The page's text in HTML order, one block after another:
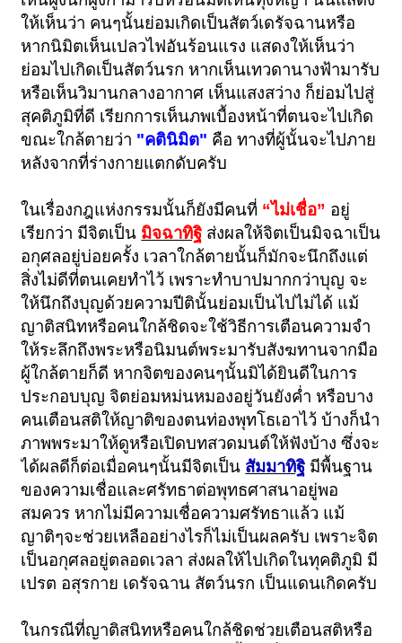
ให้เห็นว่า คนๆนั้นย่อมเกิดเป็นสัตว์เดรัจฉานหรือ
หากนิมิตเห็นเปลวไฟอันร้อนแรง แสดงให้เห็นว่า
ย่อมไปเกิดเป็นสัตว์นรก หากเห็นเทวดานางฟ้ามารับ
หรือเห็นวิมานกลางอากาศ เห็นแสงสว่าง ก็ย่อมไปสู่
สุคติภูมิที่ดี เรียกการเห็นภพเบื้องหน้าที่ตนจะไปเกิด
ขณะใกล้ตายว่า "คตินิมิต" คือ ทางที่ผู้นั้นจะไปภาย
หลังจากที่ร่างกายแตกดับครับ
ในเรื่องกฎแห่งกรรมนั้นก็ยังมีคนที่ “ไม่เชื่อ” อยู่
เรียกว่า มีจิตเป็น มิจฉาทิฐิ ส่งผลให้จิตเป็นมิจฉาเป็น
อกุศลอยู่บ่อยครั้ง เวลาใกล้ตายนั้นก็มักจะนึกถึงแต่
สิ่งไม่ดีที่ตนเคยทำไว้ เพราะทำบาปมากกว่าบุญ จะ
ให้นึกถึงบุญด้วยความปีตินั้นย่อมเป็นไปไม่ได้ แม้
ญาติสนิทหรือคนใกล้ชิดจะใช้วิธีการเตือนความจำ
ให้ระลึกถึงพระหรือนิมนต์พระมารับสังฆทานจากมือ
ผู้ใกล้ตายก็ดี หากจิตของคนๆนั้นมิได้ยินดีในการ
ประกอบบุญ จิตย่อมหม่นหมองอยู่วันยังค่ำ หรือบาง
คนเตือนสติให้ญาติของตนท่องพุทโธเอาไว้ บ้างก็นำ
ภาพพระมาให้ดูหรือเปิดบทสวดมนต์ให้ฟังบ้าง ซึ่งจะ
ได้ผลดีก็ต่อเมื่อคนๆนั้นมีจิตเป็น สัมมาทิฐิ มีพื้นฐาน
ของความเชื่อและศรัทธาต่อพุทธศาสนาอยู่พอ
สมควร หากไม่มีความเชื่อความศรัทธาแล้ว แม้
ญาติๆจะช่วยเหลืออย่างไรก็ไม่เป็นผลครับ เพราะจิต
เป็นอกุศลอยู่ตลอดเวลา ส่งผลให้ไปเกิดในทุคติภูมิ มี
เปรต อสุรกาย เดรัจฉาน สัตว์นรก เป็นแดนเกิดครับ
ในกรณีที่ญาติสนิทหรือคนใกล้ชิดช่วยเตือนสติหรือ